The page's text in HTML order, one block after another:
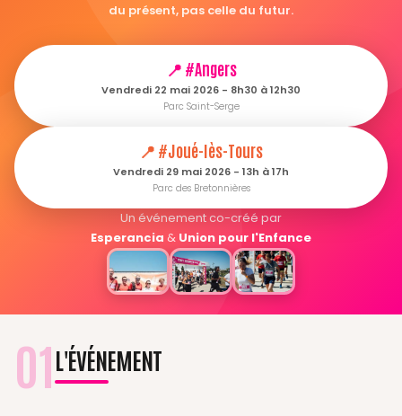
du présent, pas celle du futur.
📍 #Angers
Vendredi 22 mai 2026 - 8h30 à 12h30
Parc Saint-Serge
📍 #Joué-lès-Tours
Vendredi 29 mai 2026 - 13h à 17h
Parc des Bretonnières
Un événement co-créé par
Esperancia & Union pour l'Enfance
01L'ÉVÉNEMENT